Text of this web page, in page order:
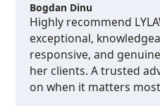
Bogdan Dinu
Highly recommend
exceptional,
responsive, and
her clients. A trusted
on when it matters